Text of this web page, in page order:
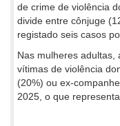
de crime de violência
divide entre cônjuge
registado seis casos
Nas mulheres adultas,
vítimas de violência
(20%) ou ex-
2025, o que